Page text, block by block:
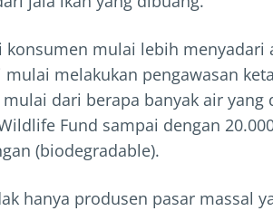
konsumen mulai lebih
mulai melakukan pengawasan
dari berapa banyak air
Fund sampai dengan
(biodegradable).
hanya produsen pasar massal